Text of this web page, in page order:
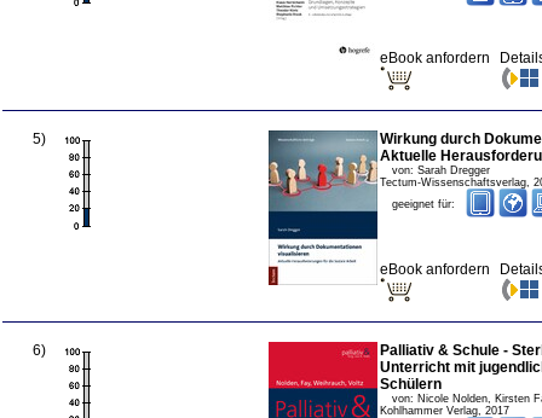
eBook anfordern
5)
Wirkung durch
Aktuelle
von: Sarah Dregger
Tectum-Wissenschaftsverlag,
geeignet für:
eBook anfordern
6)
Palliativ & Schule -
Unterricht mit
Schülern
von: Nicole Nolden, Kirsten
Kohlhammer Verlag, 2017